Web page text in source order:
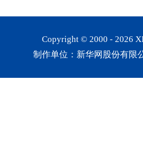
Copyright © 2000 - 2026
制作单位：新华网股份有